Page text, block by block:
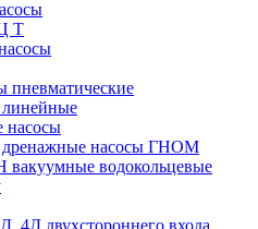
Т
пневматические
насосы
насосы ГНОМ
водокольцевые
4Д двухстороннего входа